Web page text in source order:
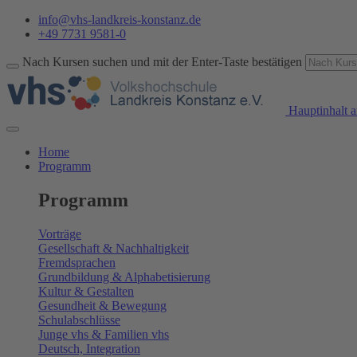
info@vhs-landkreis-konstanz.de
+49 7731 9581-0
Nach Kursen suchen und mit der Enter-Taste bestätigen
Hauptinhalt
Home
Programm
Programm
Vorträge
Gesellschaft & Nachhaltigkeit
Fremdsprachen
Grundbildung & Alphabetisierung
Kultur & Gestalten
Gesundheit & Bewegung
Schulabschlüsse
Junge vhs & Familien vhs
Deutsch, Integration